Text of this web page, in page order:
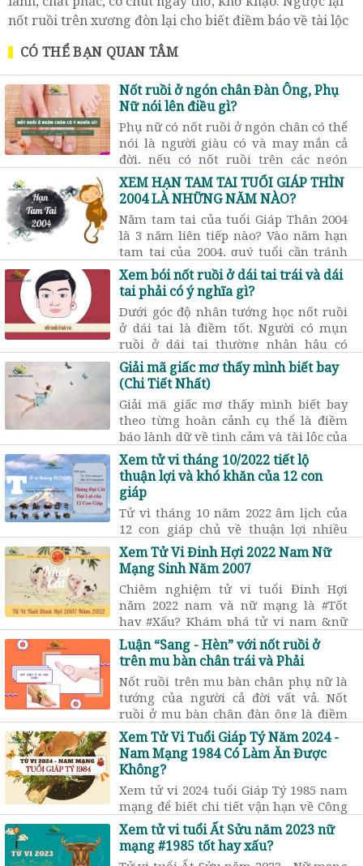
nốt ruồi trên xương đòn lại cho biết điềm báo về tài lộc
có tốt, có xấu.
CÓ THỂ BẠN QUAN TÂM
Nốt ruồi ở ngón chân Đàn Ông, Phụ
Nữ nói lên điều gì?
Phụ nữ có nốt ruồi ở ngón chân có thể
nói là người giàu có và may mắn cả
đời, nếu có nốt ruồi trên các ngón
chân thì cũng có thể mang lại nhiều
phúc khí cho gia đình.
XEM HẠN TAM TAI TUỔI GIÁP THÌN
2004 LÀ NHỮNG NĂM NÀO?
Năm tam tai của tuổi Giáp Thân 2004
là 3 năm liên tiếp nào? Vào năm hạn
tam tai của 2004, quý tuổi cần tránh
những việc gì để không bị ảnh hưởng
xấu đến sức khỏe & tài lộc?
Xem bói nốt ruồi ở dái tai trái và dái
tai phải có ý nghĩa gì?
Dưới góc độ nhân tướng học nốt ruồi
ở dái tai là điềm tốt. Người có mụn
ruồi ở dái tai thường nhận hậu có
phúc khí nhưng lại không giữ được
tiền. Luận ý nghĩa nốt ruồi ở dái tai
phải tùy theo kích thước, hình dạng
mà cho ra kết quả chính xác đến 99%
Giải mã giấc mơ thấy mình biết bay
(Chi Tiết Nhất)
Giải mã giấc mơ thấy mình biết bay
theo từng hoàn cảnh cụ thể là điềm
báo lành dữ về tình cảm và tài lộc của
người mơ. Cùng tìm hiểu ý nghĩa của
những giấc mơ biết bay cụ thể với nội
dung này.
Xem tử vi tháng 10/2022 tiết lộ
thuận lợi và khó khăn của 12 con
giáp
Tử vi tháng 10 năm 2022 âm lịch của
12 con giáp chủ về thuận lợi nhiều
hơn khó khăn ở hầu hết các tuổi. Xem
tử vi tháng 10/2022 nói gì về tài lộc,
sức khỏe, công việc của bạn…
Xem Tử Vi Đinh Hợi 2022 Nam Nữ
Mạng Sinh Năm 2007
Chiêm nghiệm tử vi tuổi Đinh Hợi
năm 2022 nam và nữ mạng là #Tốt
hay #Xấu? Khám phá tử vi nam &nữ
Đinh Hợi năm 2022 trong 12 tháng âm
lịch về Tài Lộc, Học hành ...
Luận “Sang - Hèn” với nốt ruồi ở
trên mu bàn chân trái và Phải
Nốt ruồi trên mu bàn chân phụ nữ là
tướng của người cả đời vất vả. Nốt
ruồi ở mu bàn chân đàn ông là điềm
báo của xui xẻo, cuộc đời có nhiều khó
khăn trở ngại.
Xem Tử Vi Tuổi Giáp Tý Năm 2024 -
Nam Mạng 1984 Có Làm Ăn Được
Không?
Xem tử vi 2024 tuổi Giáp Tý 1985 nam
mạng để biết chi tiết vận hạn về Công
danh sự nghiệp, Tiền bạc tài chính,
Tình duyên gia đạo, Sức khỏe tai
ương…
Xem tử vi tuổi Ất Sửu năm 2023 nữ
mạng #1985 tốt hay xấu?